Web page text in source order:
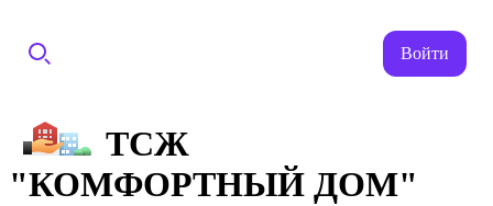
Войти
ТСЖ
"КОМФОРТНЫЙ ДОМ"